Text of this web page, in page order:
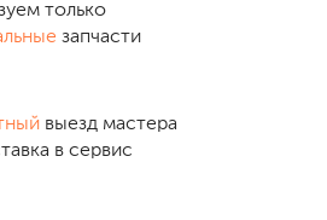
только
запчасти
выезд мастера
в сервис